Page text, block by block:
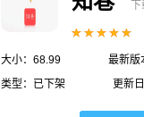
大小：68.99 最新版
类型：已下架
更新